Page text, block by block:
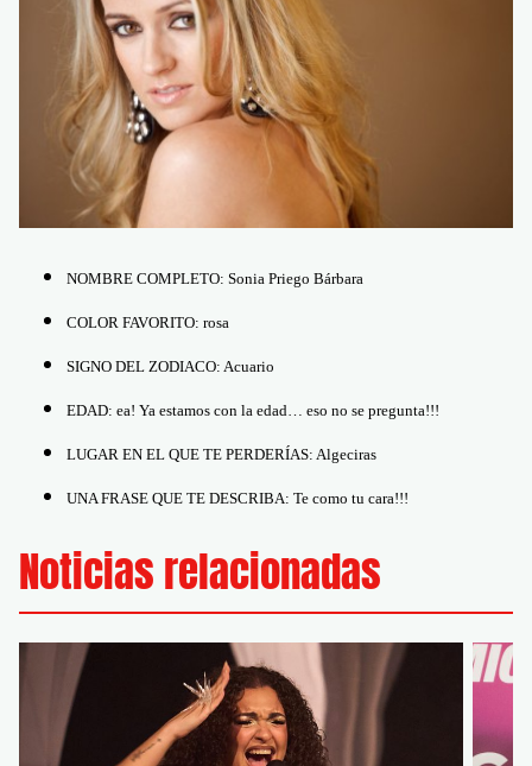
NOMBRE COMPLETO: Sonia Priego Bárbara
COLOR FAVORITO: rosa
SIGNO DEL ZODIACO: Acuario
EDAD: ea! Ya estamos con la edad… eso no se pregunta!!!
LUGAR EN EL QUE TE PERDERÍAS: Algeciras
UNA FRASE QUE TE DESCRIBA: Te como tu cara!!!
Noticias relacionadas